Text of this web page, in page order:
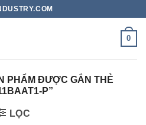
0
PHẨM ĐƯỢC GẮN THẺ
P”
LỌC